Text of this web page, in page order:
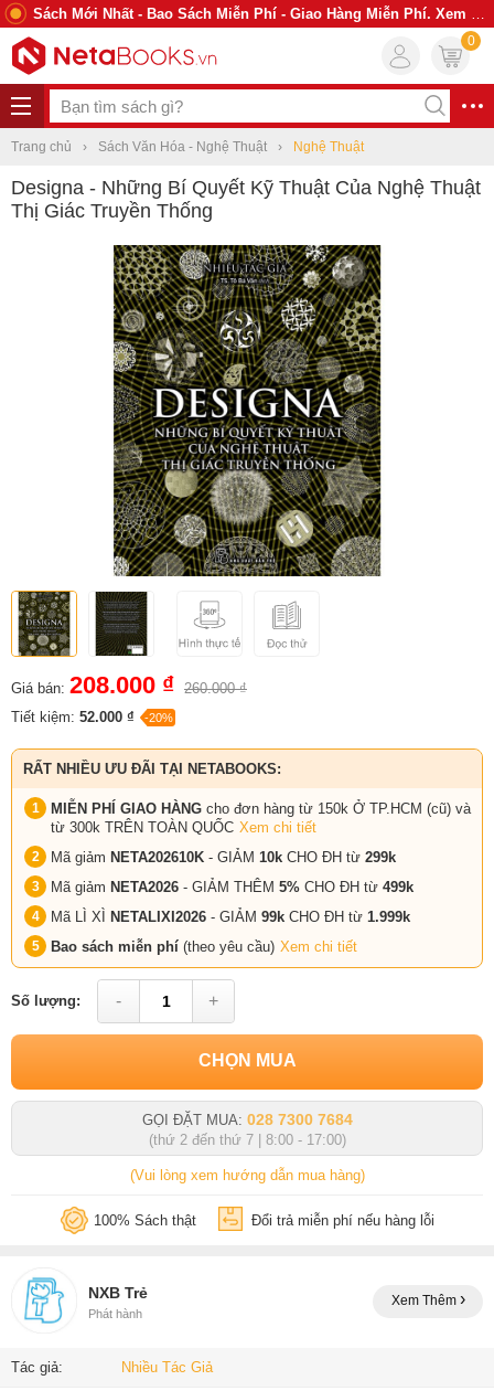
Sách Mới Nhất - Bao Sách Miễn Phí - Giao Hàng Miễn Phí. Xem Ngay
0
Trang chủ Sách Văn Hóa - Nghệ Thuật Nghệ Thuật
Designa - Những Bí Quyết Kỹ Thuật Của Nghệ Thuật
Thị Giác Truyền Thống
Giá bán: 208.000 ₫ 260.000 ₫
Tiết kiệm: 52.000 ₫ -20%
RẤT NHIỀU ƯU ĐÃI TẠI NETABOOKS:
MIỄN PHÍ GIAO HÀNG cho đơn hàng từ 150k Ở TP.HCM (cũ) và
từ 300k TRÊN TOÀN QUỐC Xem chi tiết
Mã giảm NETA202610K - GIẢM 10k CHO ĐH từ 299k
Mã giảm NETA2026 - GIẢM THÊM 5% CHO ĐH từ 499k
Mã LÌ XÌ NETALIXI2026 - GIẢM 99k CHO ĐH từ 1.999k
Bao sách miễn phí (theo yêu cầu) Xem chi tiết
Số lượng: - +
CHỌN MUA
GỌI ĐẶT MUA: 028 7300 7684
(thứ 2 đến thứ 7 | 8:00 - 17:00)
(Vui lòng xem hướng dẫn mua hàng)
100% Sách thật Đổi trả miễn phí nếu hàng lỗi
NXB Trẻ
Phát hành
Xem Thêm
Tác giả: Nhiều Tác Giả